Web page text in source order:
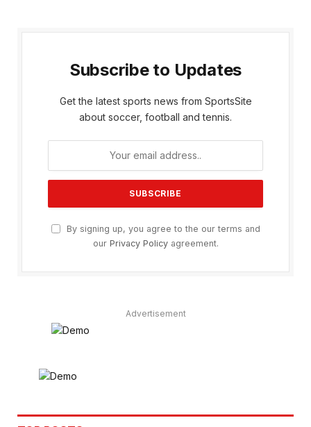
Subscribe to Updates
Get the latest sports news from SportsSite
about soccer, football and tennis.
By signing up, you agree to the our terms and
our Privacy Policyagreement.
Advertisement